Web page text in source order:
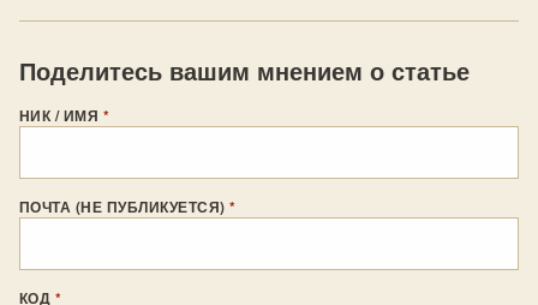
Поделитесь вашим мнением о статье
НИК / ИМЯ *
ПОЧТА (НЕ ПУБЛИКУЕТСЯ)*
КОД *